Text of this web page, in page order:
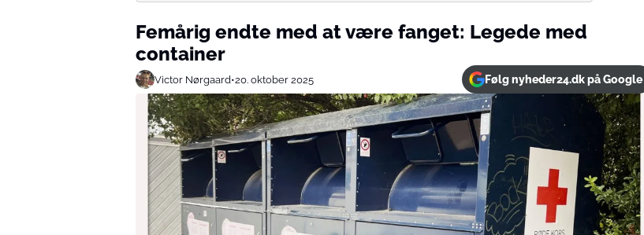
Femårig endte med at være fanget: Legede med
container
Victor Nørgaard•20. oktober 2025 Følg nyheder24.dk på Google